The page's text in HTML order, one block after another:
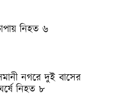
নিহত ৬
নগরে দুই বাসের
নিহত ৮